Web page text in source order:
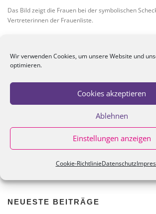
Wir verwenden Cookies, um unsere Website und
optimieren.
Cookies akzeptieren
Ablehnen
Einstellungen anzeigen
Cookie-RichtlinieDatenschutz
Das Bild zeigt die Frauen bei der symbolischen
Vertreterinnen der Frauenliste.
Petra Zenkel-Schirmer.
VERÖFFENTLICHT INBERICHTE,
NEUESTE BEITRÄGE